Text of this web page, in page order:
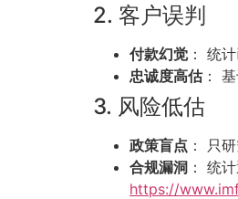
2. 客户误判
付款幻觉 ： 统
忠诚度高估：
3. 风险低估
政策盲点 ： 只
合规漏洞 ： 统
https://